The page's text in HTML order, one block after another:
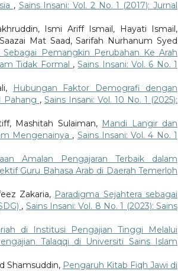
, Sains Insani: Vol. 2 No. 1 (2017): Jurnal
Ismi Ariff Ismail, Hayati Ismail,
Mat Saad, Sarifah Nurhanum Syed
Pemangkin Perubahan Ke Arah
Tidak Formal ,Sains Insani: Vol. 6 No. 1
Hubungan Faktor Demografi dengan
Pahang , Sains Insani: Vol. 10 No. 1 (2025):
Mashitah Sulaiman, Mandi Langir dan
Mengenainya , Sains Insani: Vol. 4 No. 1
Amalan Pengajaran Terbaik dalam
Guru Bahasa Arab di Daerah Temerloh
Zakaria, Paradigma Sejahtera sebagai
, Sains Insani: Vol. 8 No. 1 (2023): Sains
di Institusi Pengajian Tinggi Melalui
Talaqqi di Universiti Sains Islam
Shamsuddin, Pengaruh Kitab Fiqh Jawi di